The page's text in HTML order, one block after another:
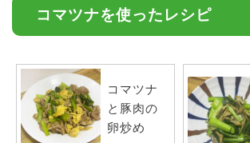
コマツナを使ったレシピ
コマツナ
と豚肉の
卵炒め